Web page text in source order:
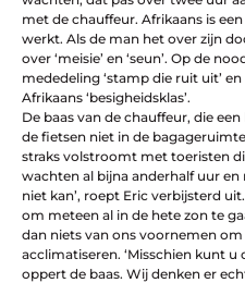
met de chauffeur. Afrikaans is
werkt. Als de man het over zijn
over ‘meisie’ en ‘seun’. Op de
mededeling ‘stamp die ruit uit’
Afrikaans ‘besigheidsklas’.
De baas van de chauffeur, die
de fietsen niet in de
straks volstroomt met toeristen
wachten al bijna anderhalf uur
niet kan’, roept Eric verbijsterd
om meteen al in de hete zon te
dan niets van ons voornemen
acclimatiseren. ‘Misschien kunt u
oppert de baas. Wij denken er